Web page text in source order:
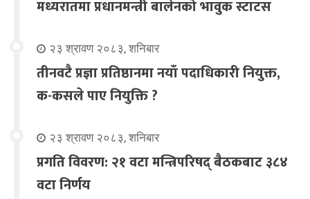
मध्यरातमा प्रधानमन्त्री बालेनको भावुक स्टाटस
२३ श्रावण २०८३, शनिबार
तीनवटै प्रज्ञा प्रतिष्ठानमा नयाँ पदाधिकारी नियुक्त,
क-कसले पाए नियुक्ति ?
२३ श्रावण २०८३, शनिबार
प्रगति विवरण: २१ वटा मन्त्रिपरिषद् बैठकबाट ३८४
वटा निर्णय